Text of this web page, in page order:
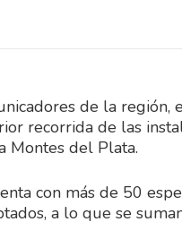
de la región,
recorrida de las
Montes del Plata.
con más de 50
a lo que se